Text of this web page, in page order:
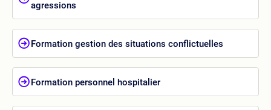
agressions
Formation gestion des situations conflictuelles
Formation personnel hospitalier